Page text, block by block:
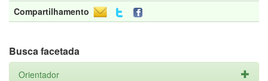
Compartilhamento
Busca facetada
Orientador